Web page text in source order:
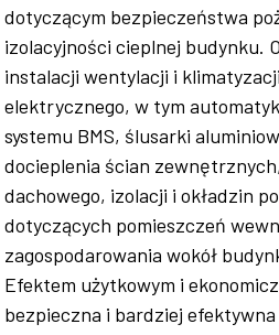
dotyczącym bezpieczeństwa
izolacyjności cieplnej budynku.
instalacji wentylacji i
elektrycznego, w tym
systemu BMS, ślusarki
docieplenia ścian
dachowego, izolacji i okładzin
dotyczących pomieszczeń
zagospodarowania wokół
Efektem użytkowym i
bezpieczna i bardziej